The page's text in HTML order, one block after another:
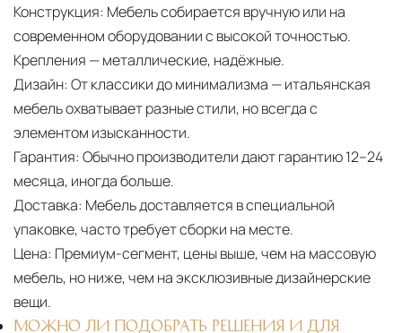
Конструкция: Мебель собирается вручную или на
современном оборудовании с высокой точностью.
Крепления — металлические, надёжные.
Дизайн: От классики до минимализма — итальянская
мебель охватывает разные стили, но всегда с
элементом изысканности.
Гарантия: Обычно производители дают гарантию 12–24
месяца, иногда больше.
Доставка: Мебель доставляется в специальной
упаковке, часто требует сборки на месте.
Цена: Премиум-сегмент, цены выше, чем на массовую
мебель, но ниже, чем на эксклюзивные дизайнерские
вещи.
МОЖНО ЛИ ПОДОБРАТЬ РЕШЕНИЯ И ДЛЯ